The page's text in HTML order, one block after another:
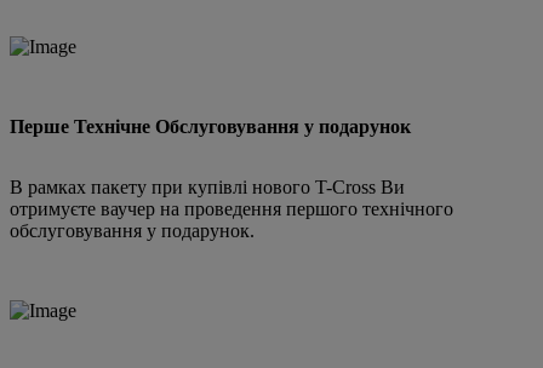
Перше Технічне Обслуговування у подарунок
В рамках пакету при купівлі нового T-Cross Ви
отримуєте ваучер на проведення першого технічного
обслуговування у подарунок.